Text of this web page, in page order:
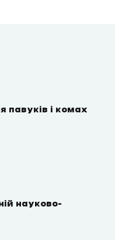
павуків і комах
науково-